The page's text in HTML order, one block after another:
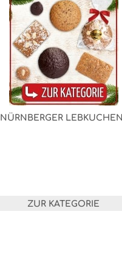
NÜRNBERGER LEBKUCHEN
ZUR KATEGORIE